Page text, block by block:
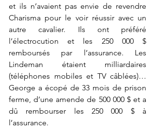
et ils n’avaient pas envie de revendre
Charisma pour le voir réussir avec un
autre cavalier. Ils ont préféré
l’électrocution et les 250 000 $
remboursés par l’assurance. Les
Lindeman étaient milliardaires
(téléphones mobiles et TV câblées)…
George a écopé de 33 mois de prison
ferme, d’une amende de 500 000 $ et a
dû rembourser les 250 000 $ à
l’assurance.